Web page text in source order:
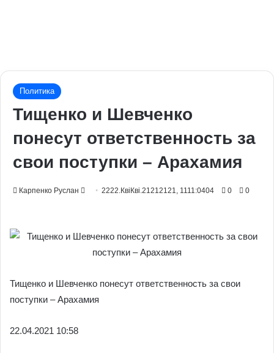
Политика
Тищенко и Шевченко
понесут ответственность за
свои поступки – Арахамия
Карпенко Руслан
Send2222.КвіКві.21212121, 1111:0404 0 0
Тищенко и Шевченко понесут ответственность за свои
поступки – Арахамия
22.04.2021 10:58